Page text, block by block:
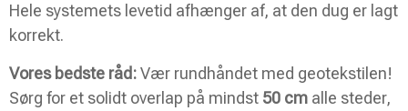
Hele systemets levetid afhænger af, at den dug er lagt
korrekt.
Vores bedste råd:Vær rundhåndet med geotekstilen!
Sørg for et solidt overlap på mindst 50 cm alle steder,